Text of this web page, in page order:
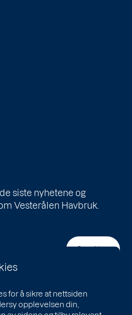
for å sikre at nettsiden
opplevelsen din,
siste nyhetene og
Vesterålen Havbruk.
Send inn